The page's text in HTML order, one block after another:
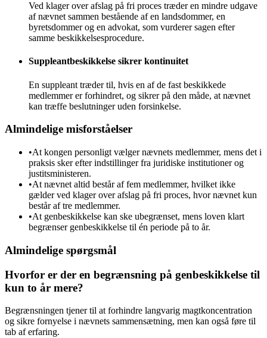
Ved klager over afslag på fri proces træder en mindre udgave
af nævnet sammen bestående af en landsdommer, en
byretsdommer og en advokat, som vurderer sagen efter
samme beskikkelsesprocedure.
Suppleantbeskikkelse sikrer kontinuitet
En suppleant træder til, hvis en af de fast beskikkede
medlemmer er forhindret, og sikrer på den måde, at nævnet
kan træffe beslutninger uden forsinkelse.
Almindelige misforståelser
•At kongen personligt vælger nævnets medlemmer, mens det i
praksis sker efter indstillinger fra juridiske institutioner og
justitsministeren.
•At nævnet altid består af fem medlemmer, hvilket ikke
gælder ved klager over afslag på fri proces, hvor nævnet kun
består af tre medlemmer.
•At genbeskikkelse kan ske ubegrænset, mens loven klart
begrænser genbeskikkelse til én periode på to år.
Almindelige spørgsmål
Hvorfor er der en begrænsning på genbeskikkelse til
kun to år mere?
Begrænsningen tjener til at forhindre langvarig magtkoncentration
og sikre fornyelse i nævnets sammensætning, men kan også føre til
tab af erfaring.